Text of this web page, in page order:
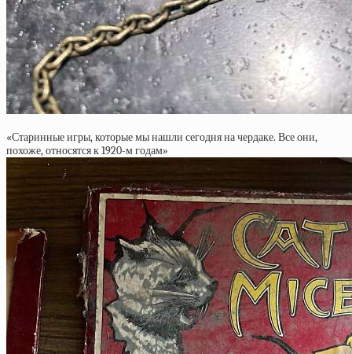
«Старинные игры, которые мы нашли сегодня на чердаке. Все они,
похоже, относятся к 1920-м годам»